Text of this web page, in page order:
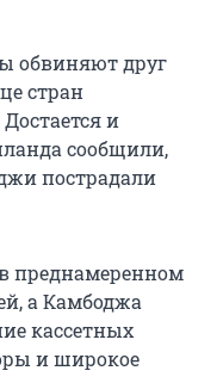
обвиняют друг
стран
и
сообщили,
пострадали
преднамеренном
а Камбоджа
кассетных
и широкое